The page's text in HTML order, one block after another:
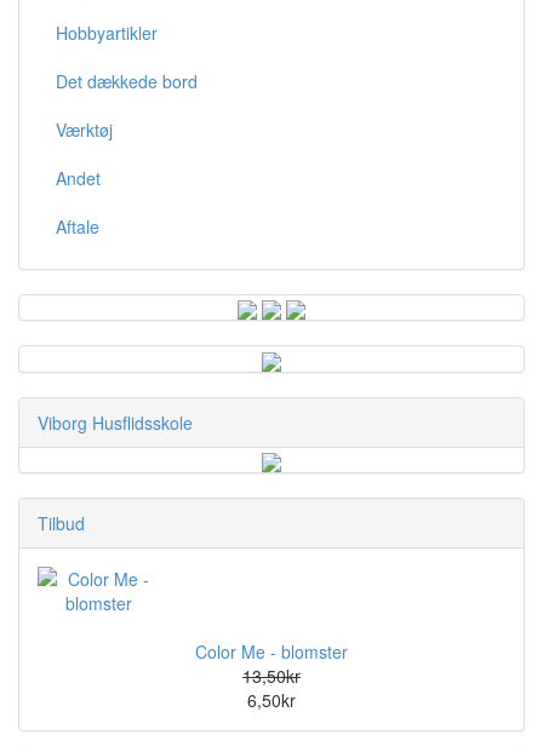
Hobbyartikler
Det dækkede bord
Værktøj
Andet
Aftale
Viborg Husflidsskole
Tilbud
Color Me - blomster
13,50kr
6,50kr